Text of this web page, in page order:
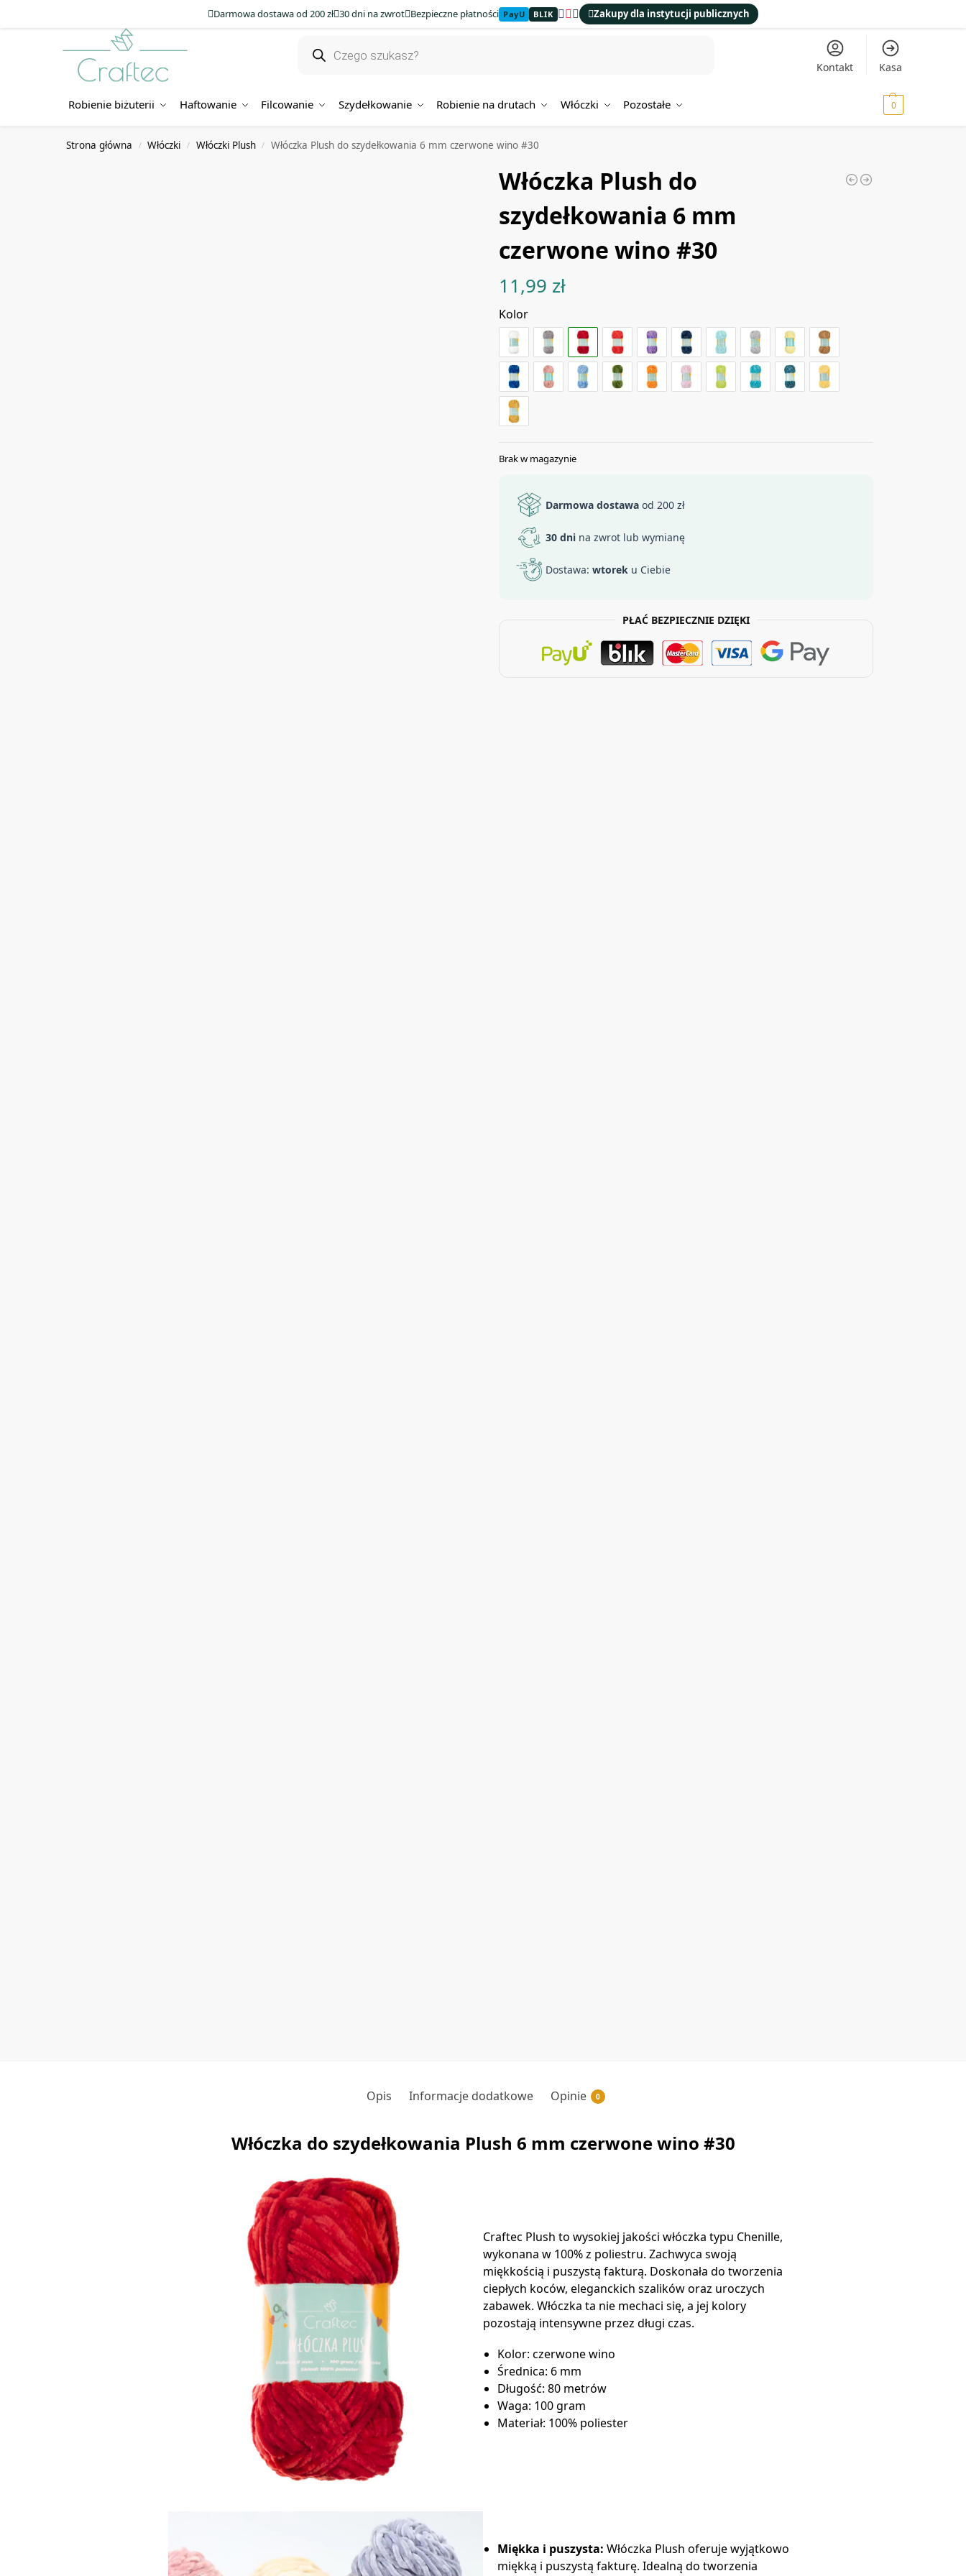
Darmowa dostawa od 200 zł 30 dni na zwrot Bezpieczne płatności PayU BLIK Zakupy dla instytucji publicznych
Kontakt Kasa
Robienie biżuterii Haftowanie Filcowanie Szydełkowanie Robienie na drutach Włóczki Pozostałe 0
Strona główna / Włóczki / Włóczki Plush / Włóczka Plush do szydełkowania 6 mm czerwone wino #30
Włóczka Plush do
szydełkowania 6 mm
czerwone wino #30
11,99 zł
Kolor
Brak w magazynie
Darmowa dostawaod 200 zł
30 dnina zwrot lub wymianę
Dostawa: wtoreku Ciebie
PŁAĆ BEZPIECZNIE DZIĘKI
Opis Informacje dodatkowe Opinie 0
Włóczka do szydełkowania Plush 6 mm czerwone wino #30
Craftec Plush to wysokiej jakości włóczka typu Chenille,
wykonana w 100% z poliestru. Zachwyca swoją
miękkością i puszystą fakturą. Doskonała do tworzenia
ciepłych koców, eleganckich szalików oraz uroczych
zabawek. Włóczka ta nie mechaci się, a jej kolory
pozostają intensywne przez długi czas.
Kolor: czerwone wino
Średnica: 6 mm
Długość: 80 metrów
Waga: 100 gram
Materiał: 100% poliester
Miękka i puszysta: Włóczka Plush oferuje wyjątkowo
miękką i puszystą fakturę. Idealną do tworzenia